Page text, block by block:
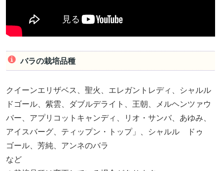
バラの栽培品種
クイーンエリザベス、聖火、エレガントレディ、シャルル
ドゴール、紫雲、ダブルデライト、王朝、メルヘンツァウ
バー、アプリコットキャンディ、リオ・サンバ、あゆみ、
アイスバーグ、ティップン・トップ」、シャルル ドゥ
ゴール、芳純、アンネのバラ
など